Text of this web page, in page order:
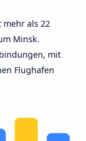
mehr als 22
Minsk.
mit
Flughafen